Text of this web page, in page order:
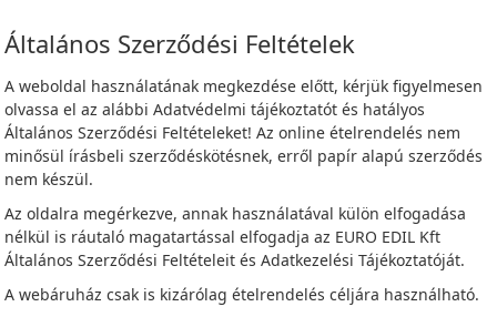
Általános Szerződési Feltételek
A weboldal használatának megkezdése előtt, kérjük figyelmesen
olvassa el az alábbi Adatvédelmi tájékoztatót és hatályos
Általános Szerződési Feltételeket! Az online ételrendelés nem
minősül írásbeli szerződéskötésnek, erről papír alapú szerződés
nem készül.
Az oldalra megérkezve, annak használatával külön elfogadása
nélkül is ráutaló magatartással elfogadja az EURO EDIL Kft
Általános Szerződési Feltételeit és Adatkezelési Tájékoztatóját.
A webáruház csak is kizárólag ételrendelés céljára használható.